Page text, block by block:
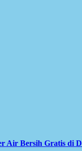
Air Bersih Gratis di